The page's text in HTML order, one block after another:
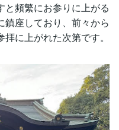
頻繁にお参りに上がる
鎮座しており、前々から
に上がれた次第です。